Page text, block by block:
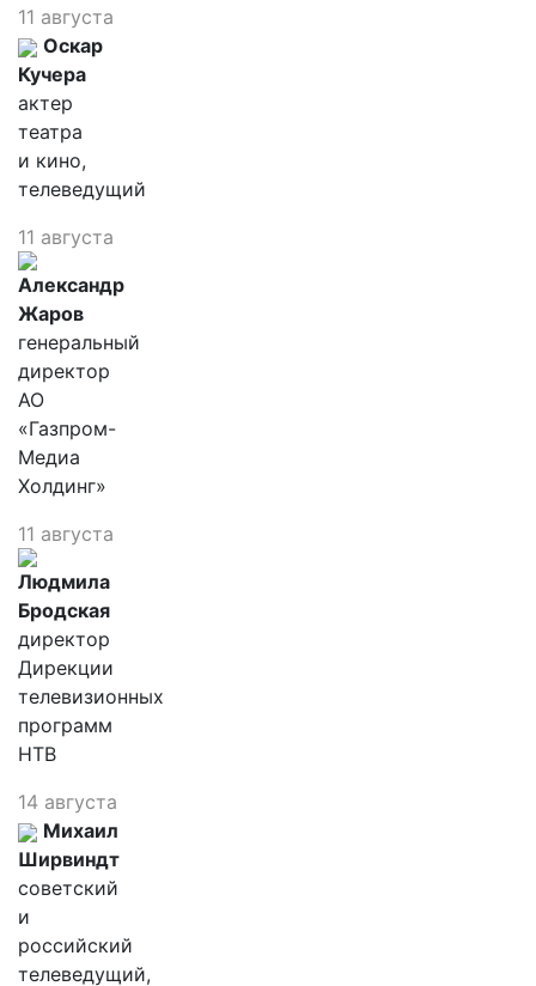
11 августа
Оскар
Кучера
актер
театра
и кино,
телеведущий
11 августа
Александр
Жаров
генеральный
директор
АО
«Газпром-
Медиа
Холдинг»
11 августа
Людмила
Бродская
директор
Дирекции
телевизионных
программ
НТВ
14 августа
Михаил
Ширвиндт
советский
и
российский
телеведущий,